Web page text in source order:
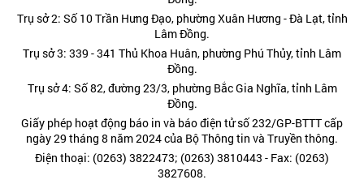
Trụ sở 2: Số 10 Trần Hưng Đạo, phường Xuân Hương - Đà Lạt, tỉnh
Lâm Đồng.
Trụ sở 3: 339 - 341 Thủ Khoa Huân, phường Phú Thủy, tỉnh Lâm
Đồng.
Trụ sở 4: Số 82, đường 23/3, phường Bắc Gia Nghĩa, tỉnh Lâm
Đồng.
Giấy phép hoạt động báo in và báo điện tử số 232/GP-BTTT cấp
ngày 29 tháng 8 năm 2024 của Bộ Thông tin và Truyền thông.
Điện thoại: (0263) 3822473; (0263) 3810443 - Fax: (0263)
3827608.